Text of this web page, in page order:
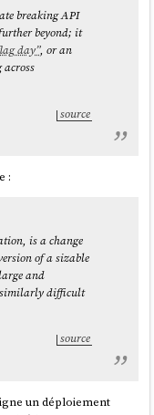
breaking API
beyond; it
day”, or an
source
:
is a change
of a sizable
and
difficult
source
un déploiement